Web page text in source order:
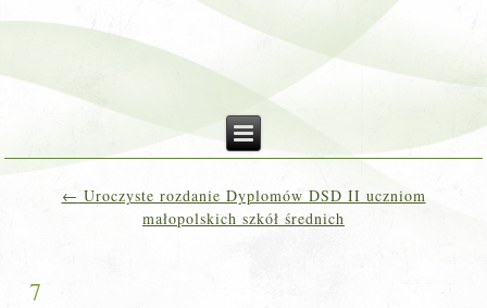
← Uroczyste rozdanie Dyplomów DSD II uczniom
małopolskich szkół średnich
7